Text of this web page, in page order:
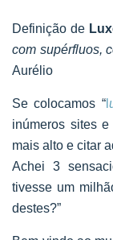
Definição de
com supérfluos,
Aurélio
Se colocamos “l
inúmeros sites
mais alto e citar
Achei 3
tivesse um
destes?”